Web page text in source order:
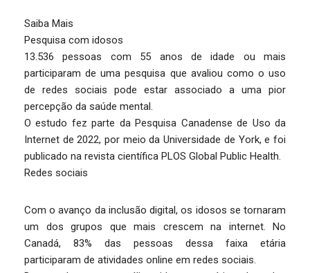
Saiba Mais
Pesquisa com idosos
13.536 pessoas com 55 anos de idade ou mais
participaram de uma pesquisa que avaliou como o uso
de redes sociais pode estar associado a uma pior
percepção da saúde mental.
O estudo fez parte da Pesquisa Canadense de Uso da
Internet de 2022, por meio da Universidade de York, e foi
publicado na revista científica PLOS Global Public Health.
Redes sociais
Com o avanço da inclusão digital, os idosos se tornaram
um dos grupos que mais crescem na internet. No
Canadá, 83% das pessoas dessa faixa etária
participaram de atividades online em redes sociais.